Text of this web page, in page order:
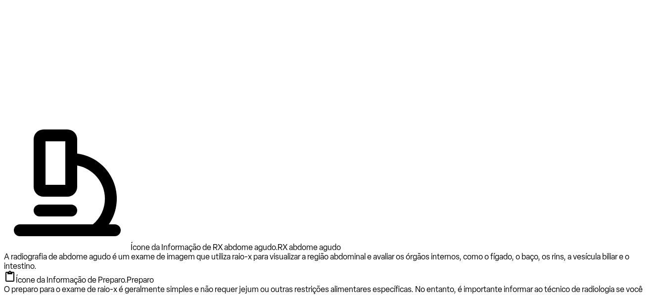
Ícone da Informação de RX abdome agudo.RX abdome agudo
A radiografia de abdome agudo é um exame de imagem que utiliza raio-x para visualizar a região abdominal e avaliar os órgãos internos, como o fígado, o baço, os rins, a vesícula biliar e o
intestino.
Ícone da Informação de Preparo.Preparo
O preparo para o exame de raio-x é geralmente simples e não requer jejum ou outras restrições alimentares específicas. No entanto, é importante informar ao técnico de radiologia se você